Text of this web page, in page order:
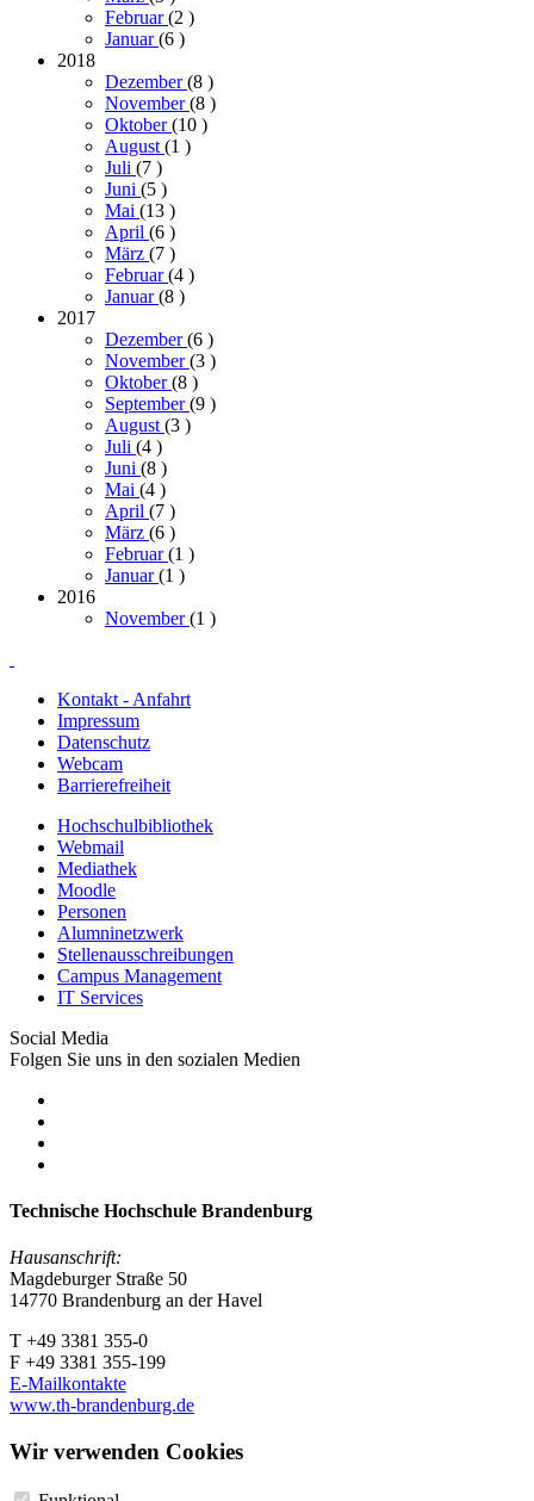
Februar(2 )
Januar(6 )
2018
Dezember(8 )
November(8 )
Oktober(10 )
August (1 )
Juli (7 )
Juni (5 )
Mai (13 )
April (6 )
März (7 )
Februar(4 )
Januar(8 )
2017
Dezember(6 )
November(3 )
Oktober(8 )
September(9 )
August (3 )
Juli (4 )
Juni (8 )
Mai (4 )
April (7 )
März (6 )
Februar(1 )
Januar(1 )
2016
November(1 )
Kontakt - Anfahrt
Impressum
Datenschutz
Webcam
Barrierefreiheit
Hochschulbibliothek
Webmail
Mediathek
Moodle
Personen
Alumninetzwerk
Stellenausschreibungen
Campus Management
IT Services
Social Media
Folgen Sie uns in den sozialen Medien
Technische Hochschule Brandenburg
Hausanschrift:
Magdeburger Straße 50
14770 Brandenburg an der Havel
T +49 3381 355-0
F +49 3381 355-199
E-Mailkontakte
www.th-brandenburg.de
Wir verwenden Cookies